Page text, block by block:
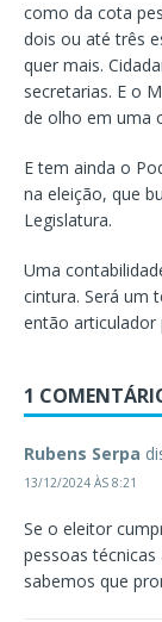
como da cota
dois ou até três
quer mais.
secretarias. E o
de olho em uma
E tem ainda o
na eleição, que
Legislatura.
Uma
cintura. Será um
então articulador
1
Rubens Serpa
13/12/2024 ÀS 8:21
Se o eleitor
pessoas
sabemos que